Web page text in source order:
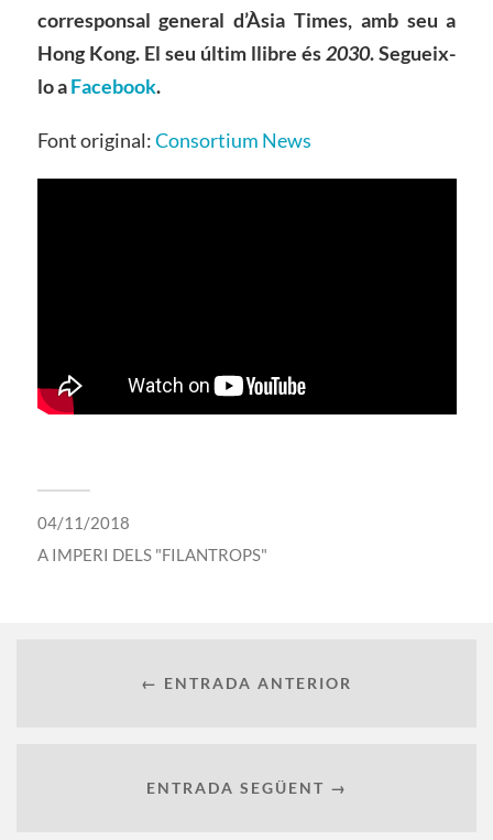
corresponsal general d’Àsia Times, amb seu a
Hong Kong. El seu últim llibre és2030. Segueix-
lo aFacebook.
Font original:Consortium News
04/11/2018
A IMPERI DELS "FILANTROPS"
← ENTRADA ANTERIOR
ENTRADA SEGÜENT →